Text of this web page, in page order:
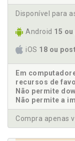
Adriana
Afetividade.
afetos.
relação
Fabiane
Ana Paula
negociação
Ana Paula
Giardini, p. 63
Disponível para
Android 15
iOS 18 ou
Em
recursos de
Não permite
Não permite a
Compra apenas